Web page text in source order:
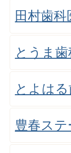
田村歯科
とうま
とよは
豊春ス